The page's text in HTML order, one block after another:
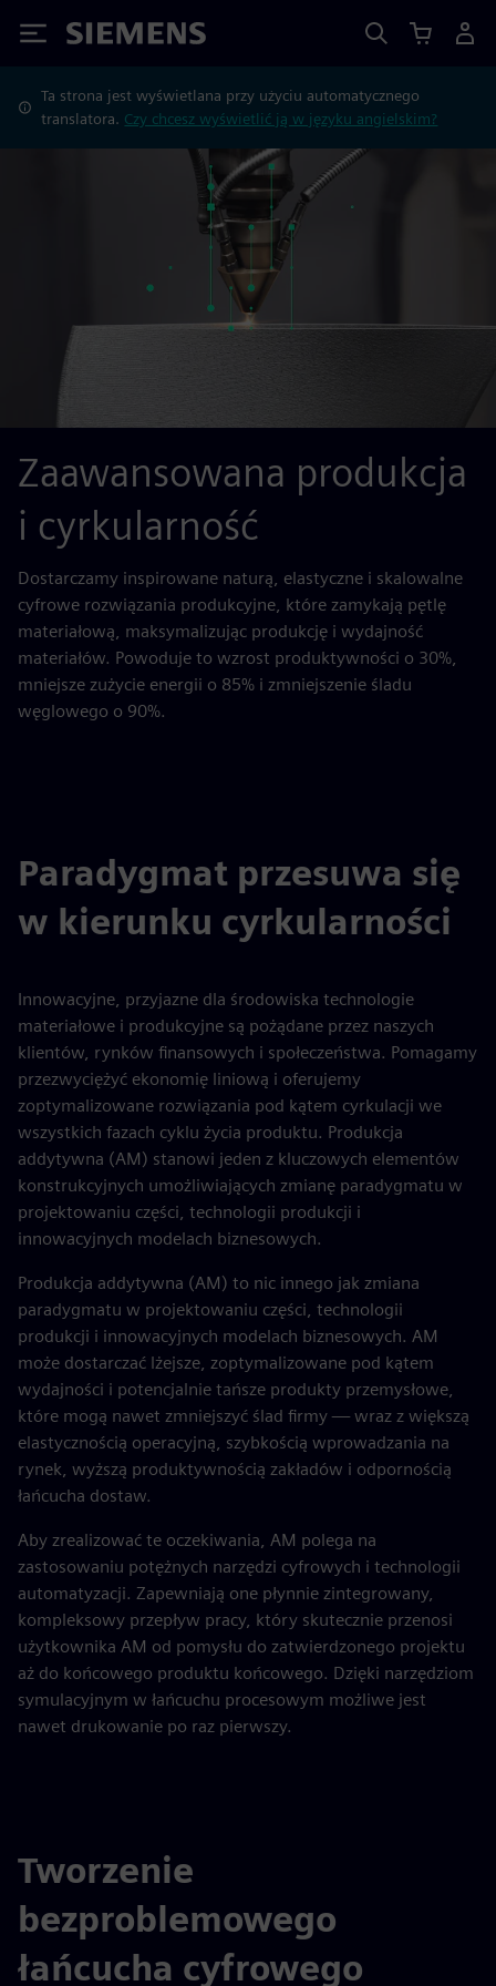
Siemens
Ta strona jest wyświetlana przy użyciu automatycznego
translatora. Czy chcesz wyświetlić ją w języku angielskim?
Zaawansowana produkcja
i cyrkularność
Dostarczamy inspirowane naturą, elastyczne i skalowalne
cyfrowe rozwiązania produkcyjne, które zamykają pętlę
materiałową, maksymalizując produkcję i wydajność
materiałów. Powoduje to wzrost produktywności o 30%,
mniejsze zużycie energii o 85% i zmniejszenie śladu
węglowego o 90%.
Paradygmat przesuwa się
w kierunku cyrkularności
Innowacyjne, przyjazne dla środowiska technologie
materiałowe i produkcyjne są pożądane przez naszych
klientów, rynków finansowych i społeczeństwa. Pomagamy
przezwyciężyć ekonomię liniową i oferujemy
zoptymalizowane rozwiązania pod kątem cyrkulacji we
wszystkich fazach cyklu życia produktu. Produkcja
addytywna (AM) stanowi jeden z kluczowych elementów
konstrukcyjnych umożliwiających zmianę paradygmatu w
projektowaniu części, technologii produkcji i
innowacyjnych modelach biznesowych.
Produkcja addytywna (AM) to nic innego jak zmiana
paradygmatu w projektowaniu części, technologii
produkcji i innowacyjnych modelach biznesowych. AM
może dostarczać lżejsze, zoptymalizowane pod kątem
wydajności i potencjalnie tańsze produkty przemysłowe,
które mogą nawet zmniejszyć ślad firmy — wraz z większą
elastycznością operacyjną, szybkością wprowadzania na
rynek, wyższą produktywnością zakładów i odpornością
łańcucha dostaw.
Aby zrealizować te oczekiwania, AM polega na
zastosowaniu potężnych narzędzi cyfrowych i technologii
automatyzacji. Zapewniają one płynnie zintegrowany,
kompleksowy przepływ pracy, który skutecznie przenosi
użytkownika AM od pomysłu do zatwierdzonego projektu
aż do końcowego produktu końcowego. Dzięki narzędziom
symulacyjnym w łańcuchu procesowym możliwe jest
nawet drukowanie po raz pierwszy.
Tworzenie
bezproblemowego
łańcucha cyfrowego